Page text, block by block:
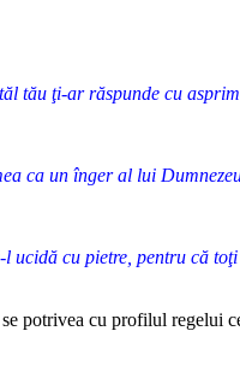
tău ţi-ar răspunde cu
ca un înger al lui
ucidă cu pietre, pentru că
potrivea cu profilul